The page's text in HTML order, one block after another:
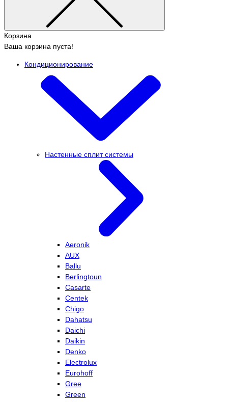
Корзина
Ваша корзина пуста!
Кондиционирование
Настенные сплит системы
Aeronik
AUX
Ballu
Berlingtoun
Casarte
Centek
Chigo
Dahatsu
Daichi
Daikin
Denko
Electrolux
Eurohoff
Gree
Green